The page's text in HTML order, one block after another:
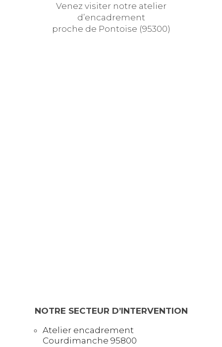
Venez visiter notre atelier
d’encadrement
proche de Pontoise (95300)
NOTRE SECTEUR D’INTERVENTION
Atelier encadrement
Courdimanche 95800